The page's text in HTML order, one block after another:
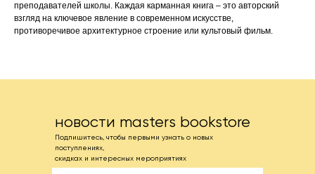
преподавателей школы. Каждая карманная книга – это авторский
взгляд на ключевое явление в современном искусстве,
противоречивое архитектурное строение или культовый фильм.
новости masters bookstore
Подпишитесь, чтобы первыми узнать о новых
поступлениях,
скидках и интересных мероприятиях